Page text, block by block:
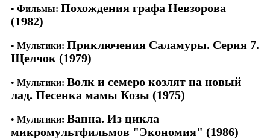
• Фильмы: Похождения графа Невзорова
(1982)
• Мультики: Приключения Саламуры. Серия 7.
Щелчок (1979)
• Мультики: Волк и семеро козлят на новый
лад. Песенка мамы Козы (1975)
• Мультики: Ванна. Из цикла
микромультфильмов "Экономия" (1986)